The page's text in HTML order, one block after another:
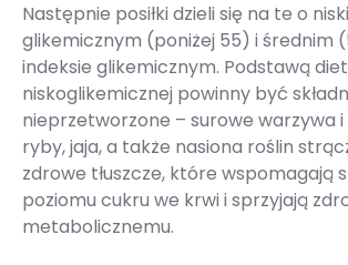
Następnie posiłki dzieli się na te o
glikemicznym (poniżej 55) i średnim
indeksie glikemicznym. Podstawą
niskoglikemicznej powinny być
nieprzetworzone – surowe warzywa i
ryby, jaja, a także nasiona roślin
zdrowe tłuszcze, które wspomagają
poziomu cukru we krwi i sprzyjają
metabolicznemu.